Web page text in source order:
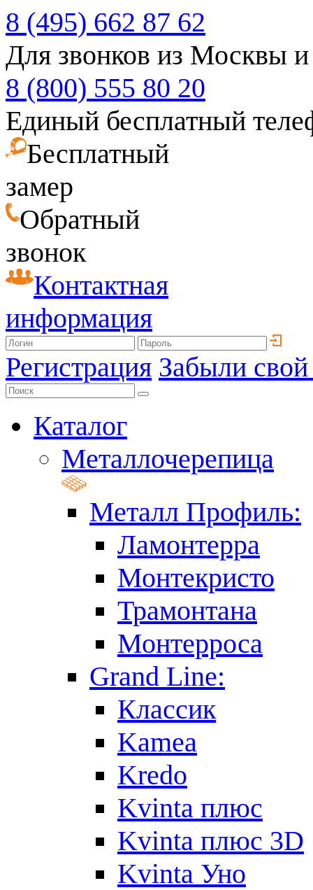
8 (495) 662 87 62
Для звонков из Москвы
8 (800) 555 80 20
Единый бесплатный
Бесплатный
замер
Обратный
звонок
Контактная
информация
Регистрация Забыли
Каталог
Металлочерепица
Металл Профиль:
Ламонтерра
Монтекристо
Трамонтана
Монтерроса
Grand Line:
Классик
Kamea
Kredo
Kvinta плюс
Kvinta плюс 3D
Kvinta Уно